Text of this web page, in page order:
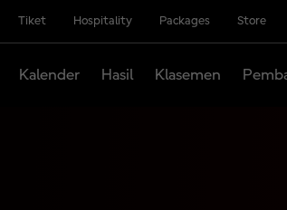
Tiket Hospitality Packages Store
Kalender Hasil Klasemen